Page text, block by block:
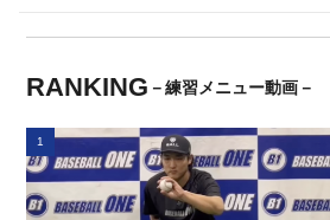
RANKING －練習メニュー動画－
1